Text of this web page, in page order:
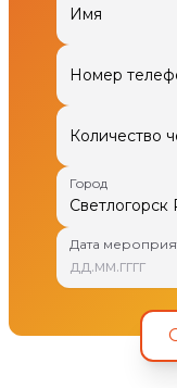
Имя
Номер
Количество
Город
Дата
дд.мм.гггг